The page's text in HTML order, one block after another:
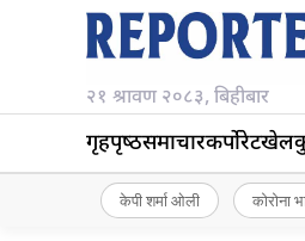
२१ श्रावण २०८३, बिहीबार
गृहपृष्‍ठसमाचारकर्पोरेट
केपी शर्मा ओली कोरोना